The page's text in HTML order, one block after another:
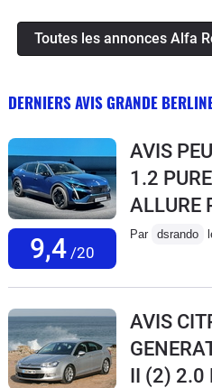
Toutes les annonces Alfa
DERNIERS AVIS GRANDE
9,4 /20
AVIS
1.2
ALLURE
Par dsrando
AVIS
II (2) 2.0